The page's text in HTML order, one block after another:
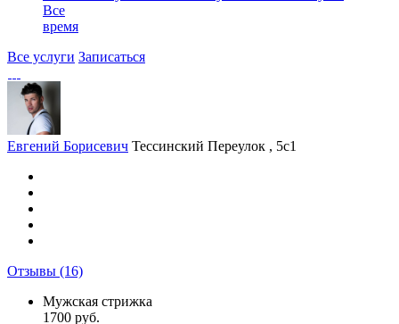
Все
время
Все услуги Записаться
Евгений Борисевич Тессинский Переулок , 5с1
Отзывы (16)
Мужская стрижка
1700 руб.